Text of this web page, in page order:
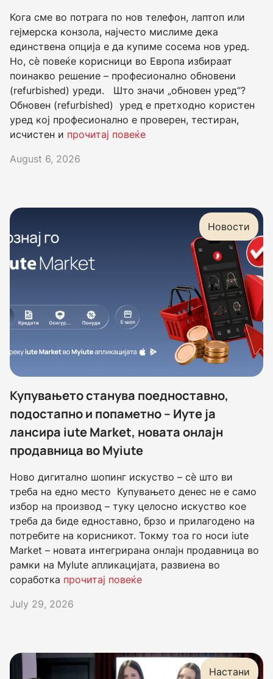
Кога сме во потрага по нов телефон, лаптоп или
гејмерска конзола, најчесто мислиме дека
единствена опција е да купиме сосема нов уред.
Но, сè повеќе корисници во Европа избираат
поинакво решение – професионално обновени
(refurbished) уреди. Што значи „обновен уред“?
Обновен (refurbished) уред е претходно користен
уред кој професионално е проверен, тестиран,
исчистен и прочитај повеќе
August 6, 2026
Купувањето станува поедноставно,
подостапно и попаметно – Иуте ја
лансира iute Market, новата онлајн
продавница во Myiute
Ново дигитално шопинг искуство – сè што ви
треба на едно место Купувањето денес не е само
избор на производ – туку целосно искуство кое
треба да биде едноставно, брзо и прилагодено на
потребите на корисникот. Токму тоа го носи iute
Market – новата интегрирана онлајн продавница во
рамки на MyIute апликацијата, развиена во
соработка прочитај повеќе
July 29, 2026
Новости
Настани